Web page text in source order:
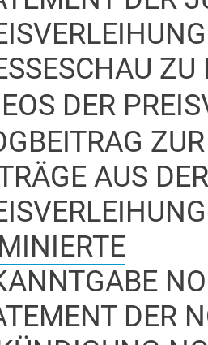
DER
AUS
DER